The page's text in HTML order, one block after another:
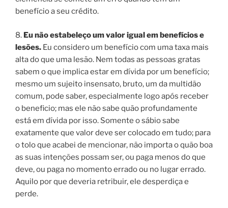
benefício a seu crédito.
8. Eu não estabeleço um valor igual em benefícios e
lesões. Eu considero um benefício com uma taxa mais
alta do que uma lesão. Nem todas as pessoas gratas
sabem o que implica estar em dívida por um benefício;
mesmo um sujeito insensato, bruto, um da multidão
comum, pode saber, especialmente logo após receber
o beneficio; mas ele não sabe quão profundamente
está em dívida por isso. Somente o sábio sabe
exatamente que valor deve ser colocado em tudo; para
o tolo que acabei de mencionar, não importa o quão boa
as suas intenções possam ser, ou paga menos do que
deve, ou paga no momento errado ou no lugar errado.
Aquilo por que deveria retribuir, ele desperdiça e
perde.